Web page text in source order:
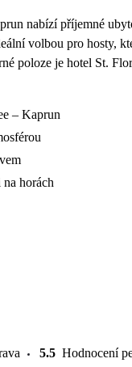
nabízí příjemné
volbou pro hosty,
poloze je hotel St.
– Kaprun
horách
5.5 Hodnocení